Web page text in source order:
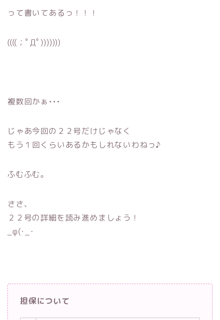
って書いてあるっ！！！
((((；ﾟДﾟ)))))))
複数回かぁ•••
じゃあ今回の２２号だけじゃなく
もう１回くらいあるかもしれないわねっ♪
ふむふむ。
ささ、
２２号の詳細を読み進めましょう！
_φ(･_･
担保について